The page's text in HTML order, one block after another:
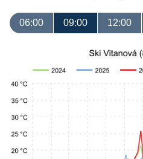
06:00 09:00 12:00